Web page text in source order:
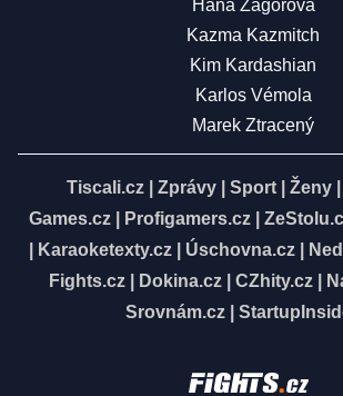
Hana Zagorová
Kazma Kazmitch
Kim Kardashian
Karlos Vémola
Marek Ztracený
Tiscali.cz Zprávy Sport Ženy
Games.cz
Profigamers.cz
Karaoketexty.cz| Úschovna.cz|
Fights.cz
Dokina.cz CZhity.cz
Srovnám.cz